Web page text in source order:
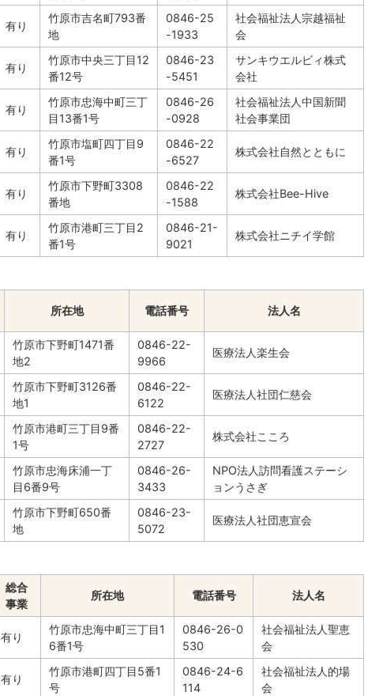
有り
竹原市吉名町793番
地
0846-25
-1933
社会福祉法人宗越福祉
会
有り
竹原市中央三丁目12
番12号
0846-23
-5451
サンキウエルビィ株式
会社
有り
竹原市忠海中町三丁
目13番1号
0846-26
-0928
社会福祉法人中国新聞
社会事業団
有り
竹原市塩町四丁目9
番1号
0846-22
-6527
株式会社自然とともに
有り
竹原市下野町3308
番地
0846-22
-1588
株式会社Bee-Hive
有り
竹原市港町三丁目2
番1号
0846-21-
9021
株式会社ニチイ学館
所在地 電話番号 法人名
竹原市下野町1471番
地2
0846-22-
9966
医療法人楽生会
竹原市下野町3126番
地1
0846-22-
6122
医療法人社団仁慈会
竹原市港町三丁目9番
1号
0846-22-
2727
株式会社こころ
竹原市忠海床浦一丁
目6番9号
0846-26-
3433
NPO法人訪問看護ステーシ
ョンうさぎ
竹原市下野町650番
地
0846-23-
5072
医療法人社団恵宣会
総合
事業
所在地 電話番号 法人名
有り
竹原市忠海中町三丁目1
6番1号
0846-26-0
530
社会福祉法人聖恵
会
有り
竹原市港町四丁目5番1
号
0846-24-6
114
社会福祉法人的場
会